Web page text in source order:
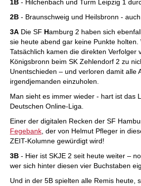
1B - Hilchenbach und Turm Leipzig 1
2B - Braunschweig und Heilsbronn -
3A Die SF Hamburg 2 haben sich
sie heute abend gar keine Punkte holten.
Tatsächlich kamen die direkten Verfolger
Königsbronn beim SK Zehlendorf 2 zu
Unentschieden – und verloren damit alle
irgendjemanden einzuholen.
Man sieht es immer wieder - hart ist das
Deutschen Online-Liga.
Einer der digitalen Recken der SF
Fegebank , der von Helmut Pfleger in
ZEIT-Kolumne gewürdigt wird!
3B - Hier ist SKJE 2 seit heute weiter –
wer sich hinter diesen vier Buchstaben
Und in der 5B spielten alle Remis heute,